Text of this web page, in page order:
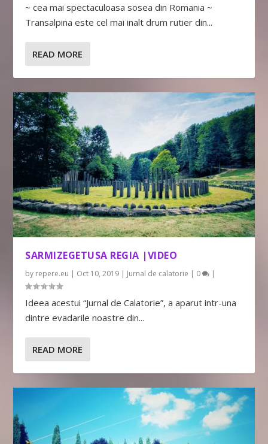
~ cea mai spectaculoasa sosea din Romania ~
Transalpina este cel mai inalt drum rutier din...
READ MORE
SARMIZEGETUSA REGIA |VIDEO
by repere.eu | Oct 10, 2019 | Jurnal de calatorie | 0 |
Ideea acestui “Jurnal de Calatorie”, a aparut intr-una
dintre evadarile noastre din...
READ MORE